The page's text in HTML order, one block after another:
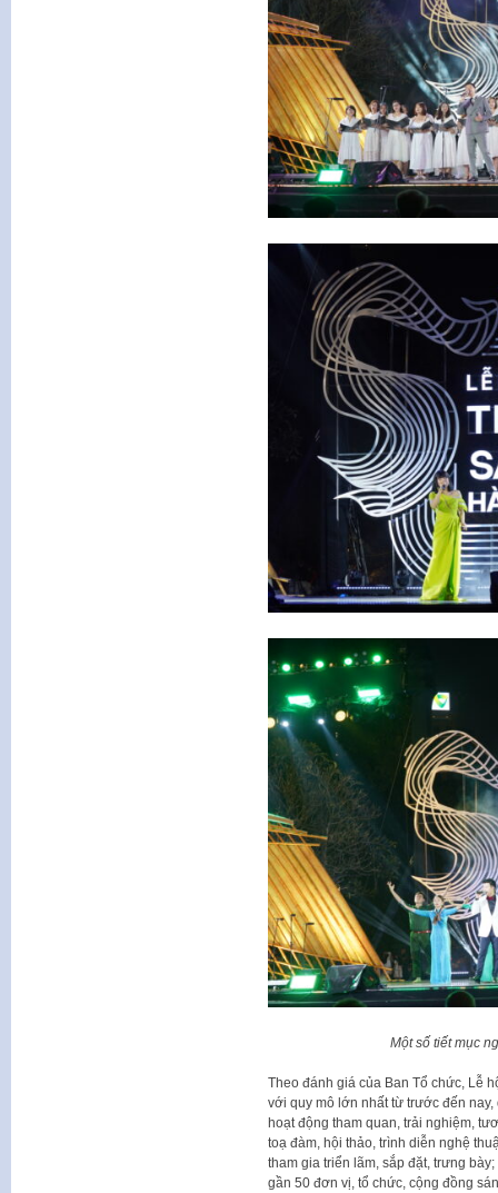
Một số tiết mục
Theo đánh giá của Ban Tổ chức, Lễ
với quy mô lớn nhất từ trước đến
hoạt động tham quan, trải nghiệm,
toạ đàm, hội thảo, trình diễn nghệ
tham gia triển lãm, sắp đặt, trưng
gần 50 đơn vị, tổ chức, cộng đồng